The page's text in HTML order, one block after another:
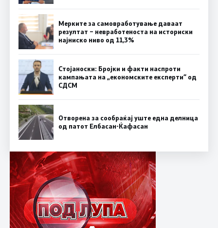
Мерките за самовработување даваат
резултат – невработеноста на историски
најниско ниво од 11,3%
Стојаноски: Бројки и факти наспроти
кампањата на „економските експерти“ од
СДСM
Отворена за сообраќај уште една делница
од патот Елбасан-Ќафасан